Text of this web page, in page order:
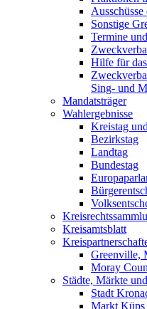
Sonstige
Termine
Hilfe für
Sing- und
Mandatsträger
Wahlergebnisse
Kreistag
Bezirkstag
Landtag
Bundestag
Kreisamtsblatt
Greenville,
Moray
Städte, Märkte
Stadt
Markt Küps